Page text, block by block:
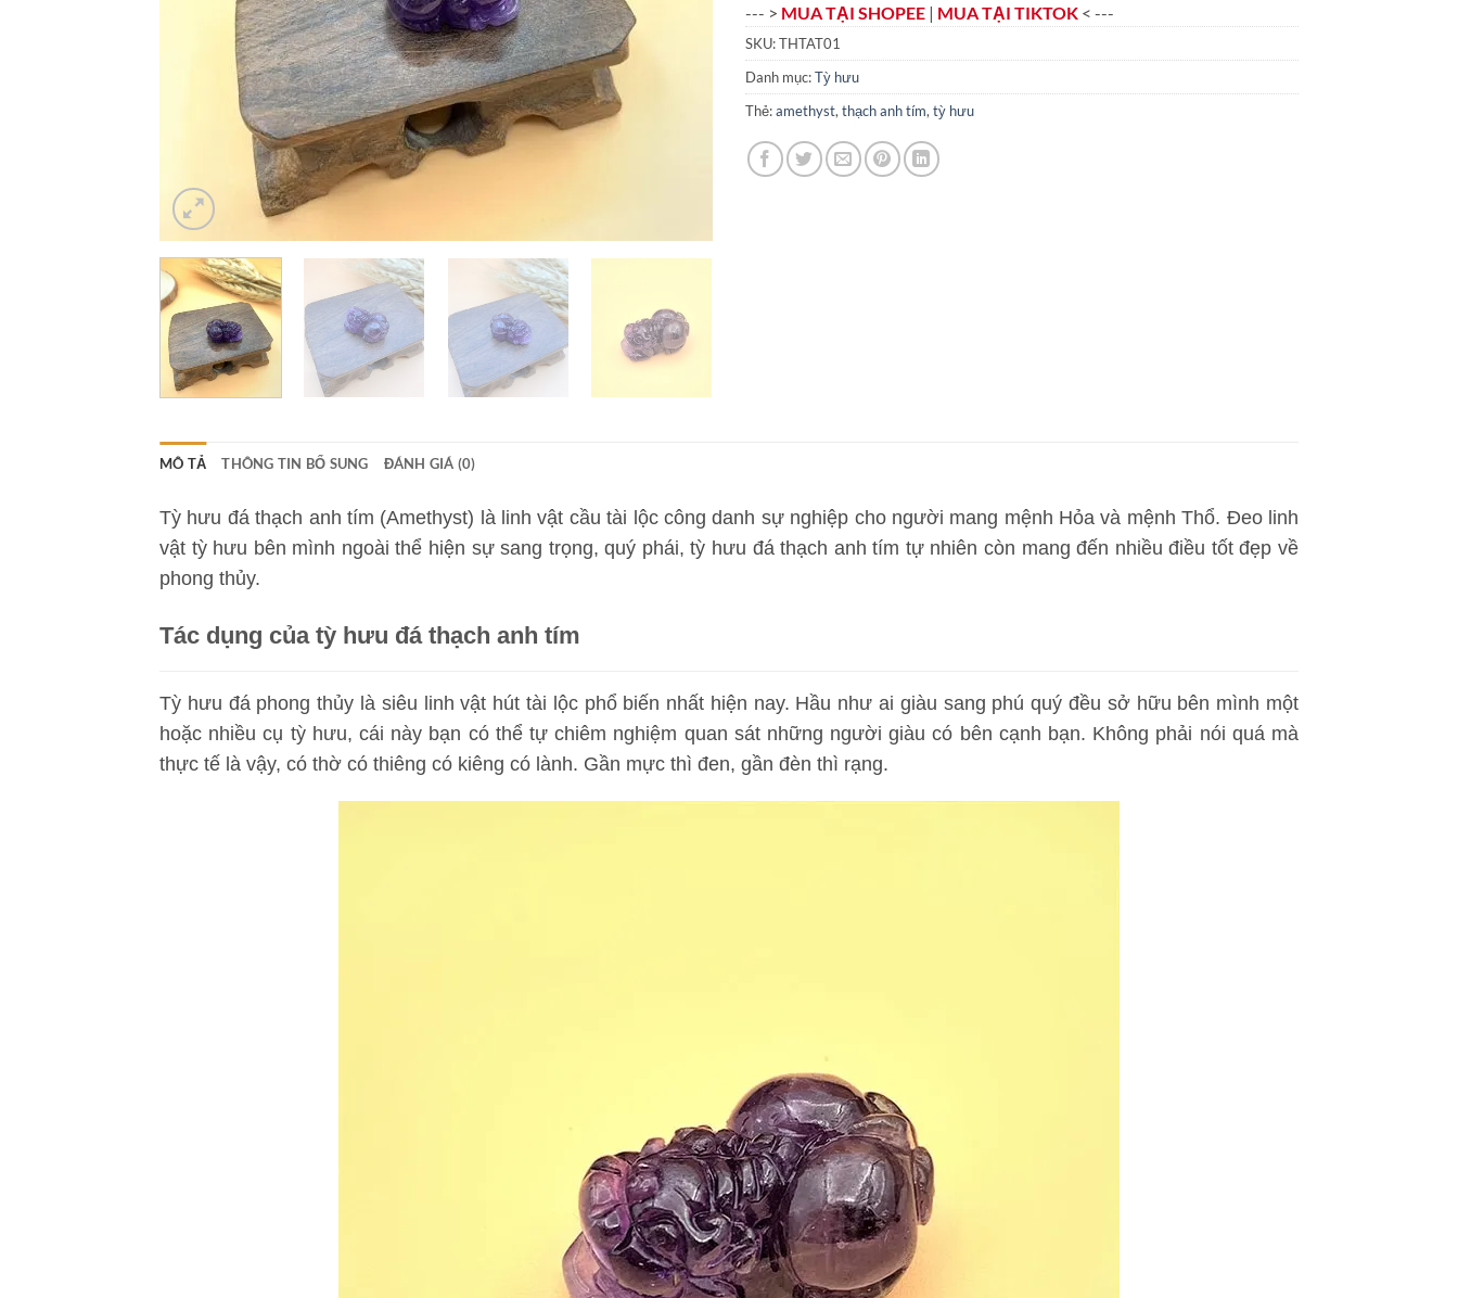
--- > MUA TẠI SHOPEE | MUA TẠI TIKTOK < ---
SKU:THTAT01
Danh mục:Tỳ hưu
Thẻ:amethyst,thạch anh tím,tỳ hưu
MÔ TẢ THÔNG TIN BỔ SUNG ĐÁNH GIÁ (0)
Tỳ hưu đá thạch anh tím (Amethyst) là linh vật cầu tài lộc công danh sự nghiệp cho người mang mệnh Hỏa và mệnh Thổ. Đeo linh
vật tỳ hưu bên mình ngoài thể hiện sự sang trọng, quý phái, tỳ hưu đá thạch anh tím tự nhiên còn mang đến nhiều điều tốt đẹp về
phong thủy.
Tác dụng của tỳ hưu đá thạch anh tím
Tỳ hưu đá phong thủy là siêu linh vật hút tài lộc phổ biến nhất hiện nay. Hầu như ai giàu sang phú quý đều sở hữu bên mình một
hoặc nhiều cụ tỳ hưu, cái này bạn có thể tự chiêm nghiệm quan sát những người giàu có bên cạnh bạn. Không phải nói quá mà
thực tế là vậy, có thờ có thiêng có kiêng có lành. Gần mực thì đen, gần đèn thì rạng.